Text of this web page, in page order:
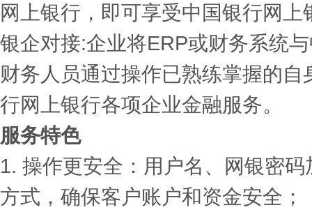
网上银行，即可享受中国银行网
银企对接:企业将ERP或财务系统
财务人员通过操作已熟练掌握的
行网上银行各项企业金融服务。
服务特色
1. 操作更安全：用户名、网银密
方式，确保客户账户和资金安全；